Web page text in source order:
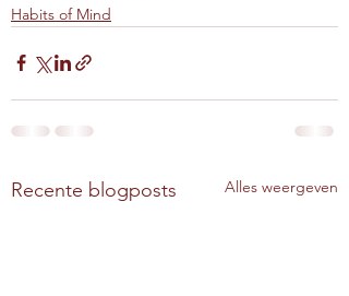
Habits of Mind
Recente blogposts Alles weergeven